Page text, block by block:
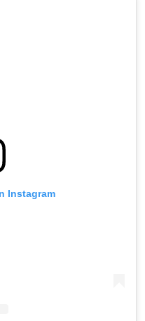
Instagram